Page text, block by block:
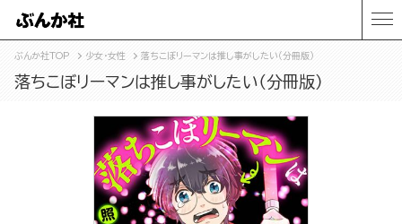
ぶんか社TOP 少女・女性 落ちこぼリーマンは推し事がしたい（分冊版）
落ちこぼリーマンは推し事がしたい（分冊版）